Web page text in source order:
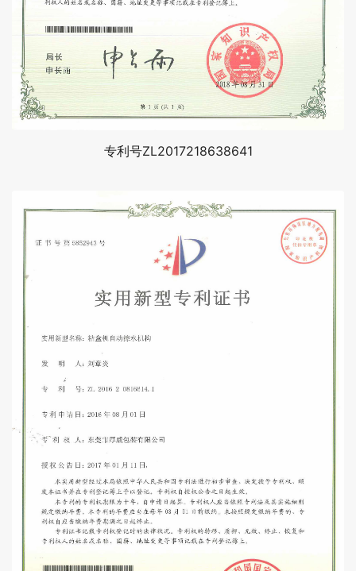
专利号ZL2017218638641